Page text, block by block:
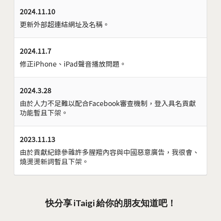
2024.11.10
更新外部超連結網址及名稱。
2024.11.7
修正iPhone、iPad聲音播放問題。
2024.3.28
由於人力不足難以配合Facebook審查機制，登入具名貢獻
功能暫且下架。
2023.11.13
由於貢獻紀錄參雜許多腥羶內容與中國惡意廣告，我很會、
燒燙燙新詞暫且下架。
快分享 iTaigi 給你的朋友知道吧！